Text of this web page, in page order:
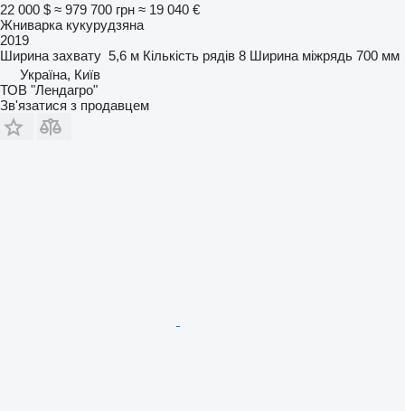
22 000 $ ≈ 979 700 грн ≈ 19 040 €
Жниварка кукурудзяна
2019
Ширина захвату 5,6 м Кількість рядів 8 Ширина міжрядь 700 мм
Україна, Київ
ТОВ "Лендагро"
Зв'язатися з продавцем